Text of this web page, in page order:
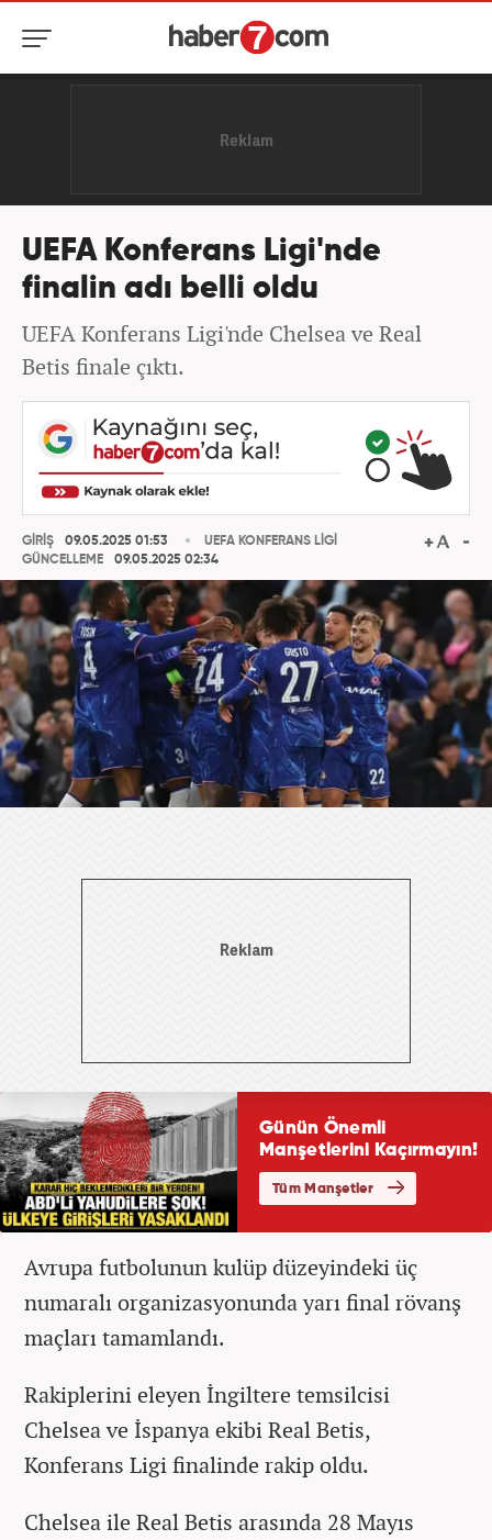
UEFA Konferans Ligi'nde
finalin adı belli oldu
UEFA Konferans Ligi'nde Chelsea ve Real
Betis finale çıktı.
GİRİŞ
09.05.2025 01:53
GÜNCELLEME
09.05.2025 02:34
UEFA KONFERANS LİGİ
Avrupa futbolunun kulüp düzeyindeki üç
numaralı organizasyonunda yarı final rövanş
maçları tamamlandı.
Rakiplerini eleyen İngiltere temsilcisi
Chelsea ve İspanya ekibi Real Betis,
Konferans Ligi finalinde rakip oldu.
Chelsea ile Real Betis arasında 28 Mayıs